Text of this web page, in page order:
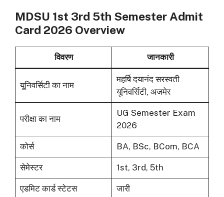
MDSU 1st 3rd 5th Semester Admit
Card 2026 Overview
विवरण जानकारी
यूनिवर्सिटी का नाम
महर्षि दयानंद सरस्वती
यूनिवर्सिटी, अजमेर
परीक्षा का नाम
UG Semester Exam
2026
कोर्स BA, BSc, BCom, BCA
सेमेस्टर 1st, 3rd, 5th
एडमिट कार्ड स्टेटस जारी